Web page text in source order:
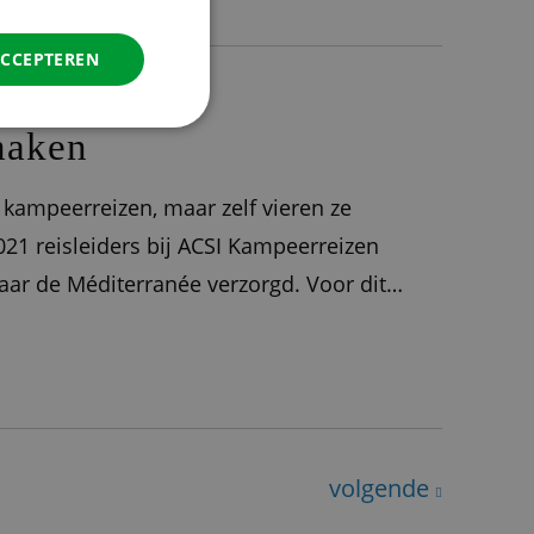
maar zelf vieren ze
reisleiders bij ACSI Kampeerreizen
de Méditerranée verzorgd. Voor dit
volgende
DANISH
SWEDISH